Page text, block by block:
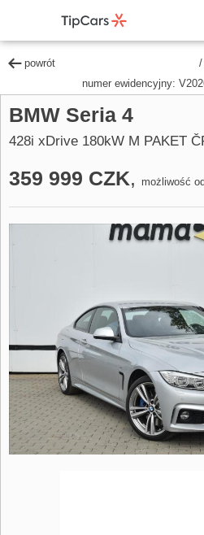
powrót /
numer ewidencyjny:
BMW Seria 4
428i xDrive 180kW M PAKET
359 999 CZK, możliwość